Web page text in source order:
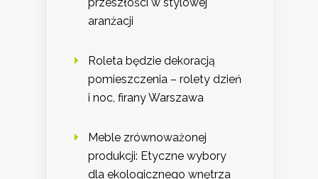
aranżacji
Roleta będzie dekoracją
pomieszczenia – rolety dzień
i noc, firany Warszawa
Meble zrównoważonej
produkcji: Etyczne wybory
dla ekologicznego wnętrza